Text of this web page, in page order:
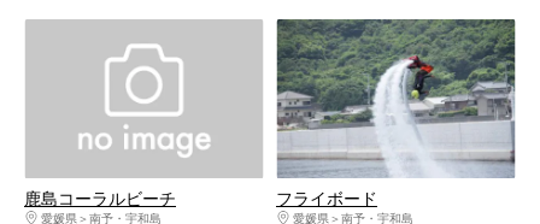
鹿島コーラルビーチ
愛媛県
南予・宇和島
フライボード
愛媛県
南予・宇和島